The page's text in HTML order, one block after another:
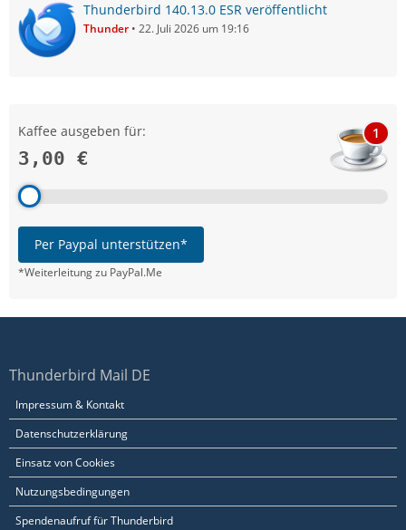
Thunderbird 140.13.0 ESR veröffentlicht
Thunder 22. Juli 2026 um 19:16
Kaffee ausgeben für:
3,00 €
1
Per Paypal unterstützen*
*Weiterleitung zu PayPal.Me
Thunderbird Mail DE
Impressum & Kontakt
Datenschutzerklärung
Einsatz von Cookies
Nutzungsbedingungen
Spendenaufruf für Thunderbird